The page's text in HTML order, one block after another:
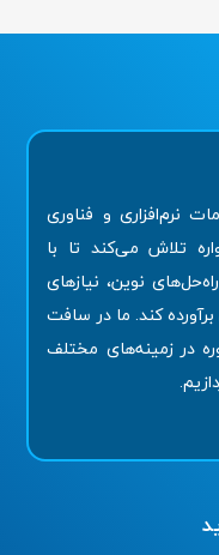
نرم‌افزاری و فناوری
تلاش می‌کند تا با
نوین، نیازهای
کند. ما در سافت
در زمینه‌های مختلف